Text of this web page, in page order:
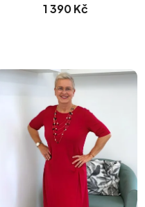
1 390 Kč